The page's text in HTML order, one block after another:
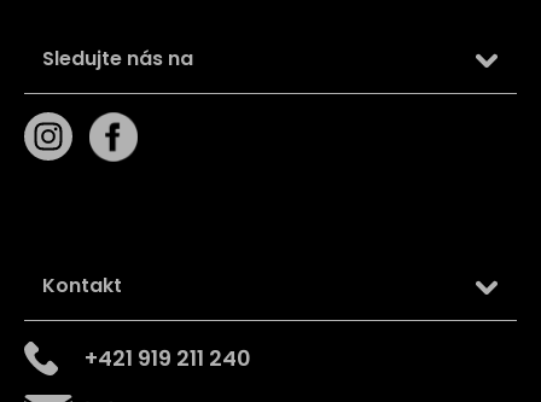
Sledujte nás na
Kontakt
+421 919 211 240